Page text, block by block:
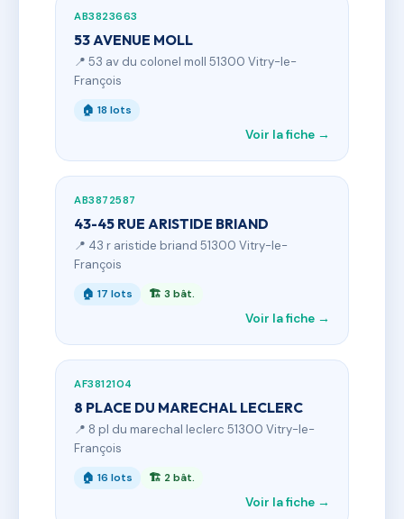
AB3823663
53 AVENUE MOLL
📍 53 av du colonel moll 51300 Vitry-le-
François
🏠 18 lots
Voir la fiche →
AB3872587
43-45 RUE ARISTIDE BRIAND
📍 43 r aristide briand 51300 Vitry-le-
François
🏠 17 lots 🏗 3 bât.
Voir la fiche →
AF3812104
8 PLACE DU MARECHAL LECLERC
📍 8 pl du marechal leclerc 51300 Vitry-le-
François
🏠 16 lots 🏗 2 bât.
Voir la fiche →